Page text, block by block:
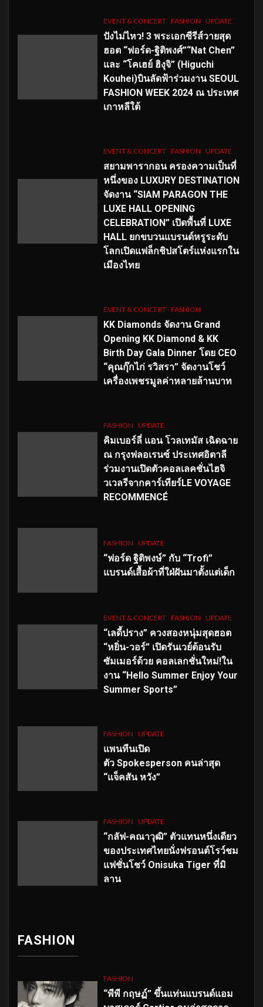
EVENT & CONCERT FASHION UPDATE
ปังไม่ไหว! 3 พระเอกซีรีส์วายสุด
ฮอต “ฟอร์ด-ฐิติพงศ์”“Nat Chen”
และ “โคเฮย์ ฮิงุจิ” (Higuchi
Kouhei)บินลัดฟ้าร่วมงาน SEOUL
FASHION WEEK 2024 ณ ประเทศ
เกาหลีใต้
EVENT & CONCERT FASHION UPDATE
สยามพารากอน ครองความเป็นที่
หนึ่งของ LUXURY DESTINATION
จัดงาน “SIAM PARAGON THE
LUXE HALL OPENING
CELEBRATION” เปิดพื้นที่ LUXE
HALL ยกขบวนแบรนด์หรูระดับ
โลกเปิดแฟล็กชิปสโตร์แห่งแรกใน
เมืองไทย
EVENT & CONCERT FASHION
KK Diamonds จัดงาน Grand
Opening KK Diamond & KK
Birth Day Gala Dinner โดย CEO
“คุณกุ๊กไก่ รวิสรา” จัดงานโชว์
เครื่องเพชรมูลค่าหลายล้านบาท
FASHION UPDATE
คิมเบอร์ลี่ แอน โวลเทมัส เฉิดฉาย
ณ กรุงฟลอเรนซ์ ประเทศอิตาลี
ร่วมงานเปิดตัวคอลเลคชั่นไฮจิ
วเวลรีจากคาร์เทียร์LE VOYAGE
RECOMMENCÉ
FASHION UPDATE
“ฟอร์ด ฐิติพงษ์” กับ “Trofi”
แบรนด์เสื้อผ้าที่ใฝ่ฝันมาตั้งแต่เด็ก
EVENT & CONCERT FASHION UPDATE
“เลดี้ปราง” ควงสองหนุ่มสุดฮอต
“หยิ่น-วอร์” เปิดรันเวย์ต้อนรับ
ซัมเมอร์ด้วย คอลเลกชั่นใหม่!ใน
งาน “Hello Summer Enjoy Your
Summer Sports”
FASHION UPDATE
แพนทีนเปิด
ตัว Spokesperson คนล่าสุด
“แจ็คสัน หวัง”
FASHION UPDATE
“กลัฟ-คณาวุฒิ” ตัวแทนหนึ่งเดียว
ของประเทศไทยนั่งฟรอนต์โรว์ชม
แฟชั่นโชว์ Onisuka Tiger ที่มิ
ลาน
FASHION
FASHION
“พีพี กฤษฏ์” ขึ้นแท่นแบรนด์แอม